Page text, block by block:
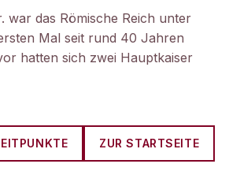
war das Römische Reich unter
Mal seit rund 40 Jahren
hatten sich zwei Hauptkaiser
ZUR STARTSEITE